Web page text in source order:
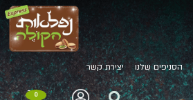
הסניפים שלנו יצירת קשר
0